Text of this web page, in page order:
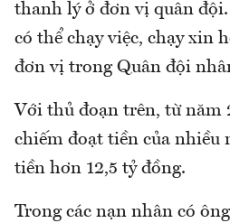
thanh lý ở đơn vị quân đội.
có thể chạy việc, chạy xin
đơn vị trong Quân đội
Với thủ đoạn trên, từ năm
chiếm đoạt tiền của nhiều
tiền hơn 12,5 tỷ đồng.
Trong các nạn nhân có